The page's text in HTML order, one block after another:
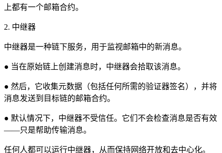
上都有一个邮箱合约。
2. 中继器
中继器是一种链下服务，用于监视邮箱中的新消息。
● 当在原始链上创建消息时，中继器会拾取该消息。
● 然后，它收集元数据（包括任何所需的验证器签名），并将
消息发送到目标链的邮箱合约。
● 默认情况下，中继器不受信任。它们不会检查消息是否有效
——只是帮助传输消息。
任何人都可以运行中继器，从而保持网络开放和去中心化。